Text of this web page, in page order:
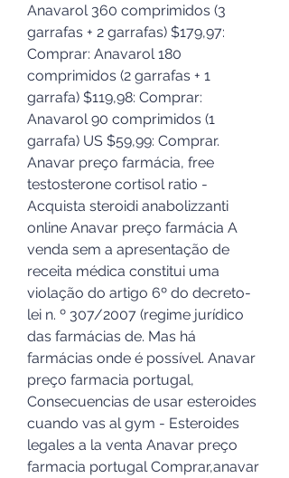
Anavarol 360 comprimidos (3
garrafas + 2 garrafas) $179,97:
Comprar: Anavarol 180
comprimidos (2 garrafas + 1
garrafa) $119,98: Comprar:
Anavarol 90 comprimidos (1
garrafa) US $59,99: Comprar.
Anavar preço farmácia, free
testosterone cortisol ratio -
Acquista steroidi anabolizzanti
online Anavar preço farmácia A
venda sem a apresentação de
receita médica constitui uma
violação do artigo 6º do decreto-
lei n. º 307/2007 (regime jurídico
das farmácias de. Mas há
farmácias onde é possível. Anavar
preço farmacia portugal,
Consecuencias de usar esteroides
cuando vas al gym - Esteroides
legales a la venta Anavar preço
farmacia portugal Comprar,anavar